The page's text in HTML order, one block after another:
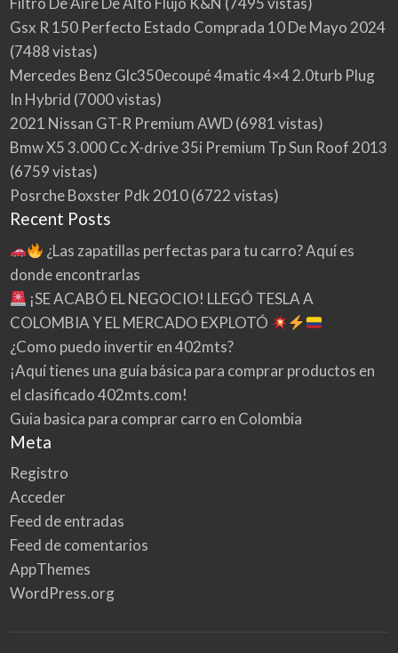
Gsx R 150 Perfecto Estado Comprada 10 De Mayo 2024
(7488 vistas)
Mercedes Benz Glc350ecoupé 4matic 4×4 2.0turb Plug
In Hybrid (7000 vistas)
2021 Nissan GT-R Premium AWD(6981 vistas)
Bmw X5 3.000 Cc X-drive 35i Premium Tp Sun Roof 2013
(6759 vistas)
Posrche Boxster Pdk 2010(6722 vistas)
Recent Posts
¿Las zapatillas perfectas para tu carro? Aquí es
donde encontrarlas
¡SE ACABÓ EL NEGOCIO! LLEGÓ TESLA A
COLOMBIA Y EL MERCADO EXPLOTÓ
¿Como puedo invertir en 402mts?
¡Aquí tienes una guía básica para comprar productos en
el clasificado 402mts.com!
Guia basica para comprar carro en Colombia
Meta
Registro
Acceder
Feed de entradas
Feed de comentarios
AppThemes
WordPress.org